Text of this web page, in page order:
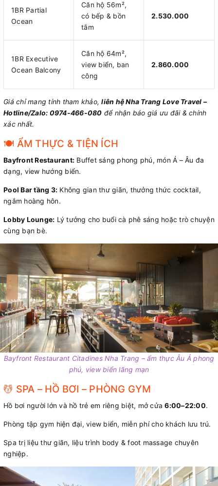
1BR Partial
Ocean
Căn hộ 56m²,
có bếp & bồn
tắm
2.530.000
1BR Executive
Ocean Balcony
Căn hộ 64m²,
view biển, ban
công
2.860.000
Giá chỉ mang tính tham khảo,liên hệ Nha Trang Love Travel –
Hotline/Zalo: 0974-466-080 để nhận báo giá ưu đãi & chính
xác nhất.
🍽️ ẨM THỰC & TIỆN ÍCH
Bayfront Restaurant: Buffet sáng phong phú, món Á – Âu đa
dạng, view hướng biển.
Pool Bar tầng 3: Không gian thư giãn, thưởng thức cocktail,
ngắm hoàng hôn.
Lobby Lounge: Lý tưởng cho buổi cà phê sáng hoặc trò chuyện
cùng bạn bè.
Bayfront Restaurant Citadines Nha Trang – ẩm thực Âu Á phong
phú, view biển lãng mạn
💆 SPA – HỒ BƠI – PHÒNG GYM
Hồ bơi người lớn và hồ trẻ em riêng biệt, mở cửa6:00–22:00.
Phòng tập gym hiện đại, view biển, miễn phí cho khách lưu trú.
Spa trị liệu thư giãn, liệu trình body & foot massage chuyên
nghiệp.